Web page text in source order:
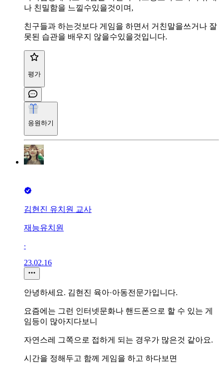
나 친밀함을 느낄수있을것이며,
친구들과 하는것보다 게임을 하면서 거친말을쓰거나 잘
못된 습관을 배우지 않을수있을것입니다.
평가
응원하기
김현진 유치원 교사
재능유치원
∙
23.02.16
안녕하세요. 김현진 육아·아동전문가입니다.
요즘에는 그런 인터넷문화나 핸드폰으로 할 수 있는 게
임등이 많아지다보니
자연스레 그쪽으로 접하게 되는 경우가 많은것 같아요.
시간을 정해두고 함께 게임을 하고 하다보면